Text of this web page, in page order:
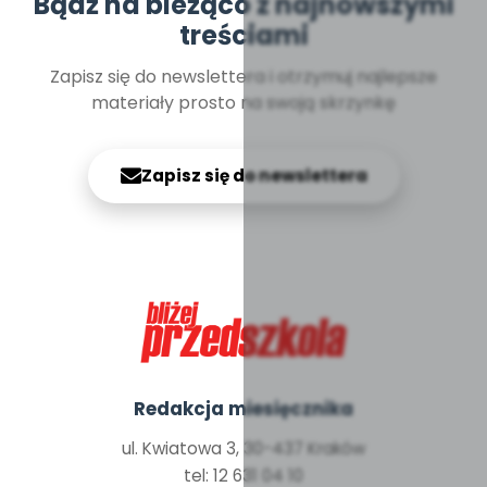
treściami
Zapisz się do newslettera i otrzymuj najlepsze
materiały prosto na swoją skrzynkę
Zapisz się do newslettera
Redakcja miesięcznika
ul. Kwiatowa 3, 30-437 Kraków
tel: 12 631 04 10